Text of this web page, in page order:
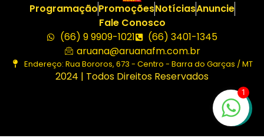
ProgramaçãoPromoçõesNotíciasAnuncie
Fale Conosco
(66) 9 9909-1021
(66) 3401-1345
aruana@aruanafm.com.br
Endereço: Rua Bororos, 673 - Centro - Barra do Garças / MT
2024 | Todos Direitos Reservados
1